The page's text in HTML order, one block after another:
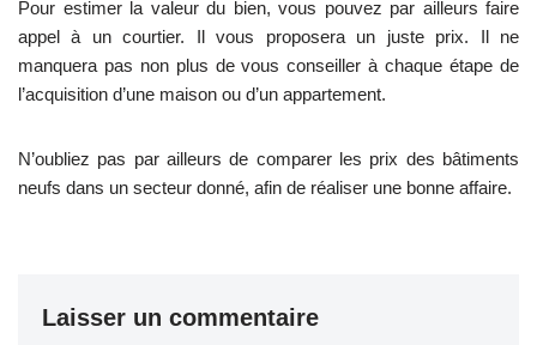
Pour estimer la valeur du bien, vous pouvez par ailleurs faire
appel à un courtier. Il vous proposera un juste prix. Il ne
manquera pas non plus de vous conseiller à chaque étape de
l’acquisition d’une maison ou d’un appartement.
N’oubliez pas par ailleurs de comparer les prix des bâtiments
neufs dans un secteur donné, afin de réaliser une bonne affaire.
Laisser un commentaire